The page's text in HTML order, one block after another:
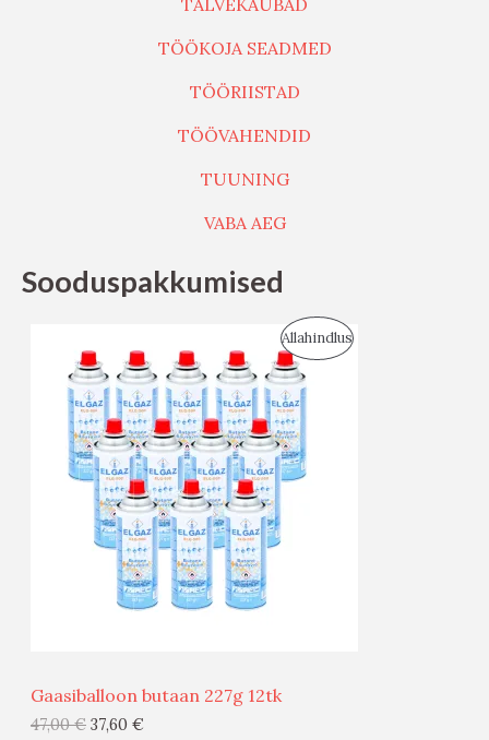
TÖÖKOJA SEADMED
TÖÖRIISTAD
TÖÖVAHENDID
TUUNING
VABA AEG
Sooduspakkumised
AllahindlusS
Gaasiballoon butaan 227g 12tk
47,00€ 37,60 €